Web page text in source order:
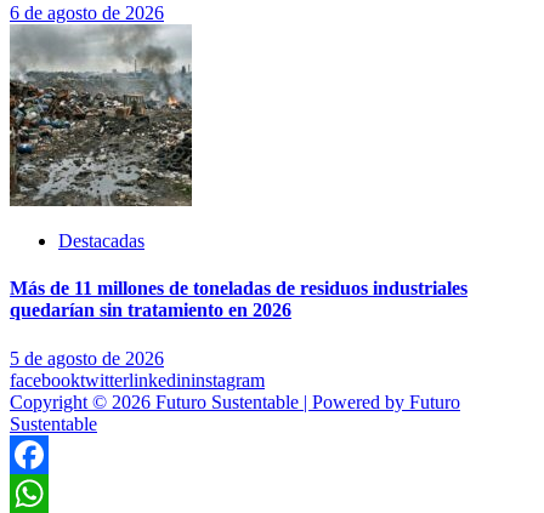
6 de agosto de 2026
Destacadas
Más de 11 millones de toneladas de residuos industriales
quedarían sin tratamiento en 2026
5 de agosto de 2026
facebooktwitterlinkedininstagram
Copyright © 2026 Futuro Sustentable | Powered by Futuro
Sustentable
Facebook